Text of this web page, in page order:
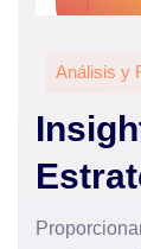
Análisis y